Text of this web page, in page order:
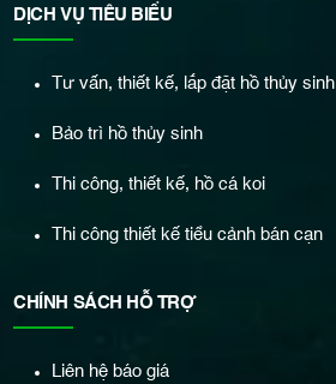
DỊCH VỤ TIÊU BIỂU
Tư vấn, thiết kế, lắp đặt hồ thủy sinh
Bảo trì hồ thủy sinh
Thi công, thiết kế, hồ cá koi
Thi công thiết kế tiểu cảnh bán cạn
CHÍNH SÁCH HỖ TRỢ
Liên hệ báo giá